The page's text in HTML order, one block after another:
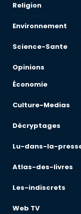
Religion
Environnement
Science-Sante
Opinions
Économie
Culture-Medias
Décryptages
Lu-dans-la-
Atlas-des-livres
Les-indiscrets
Web TV